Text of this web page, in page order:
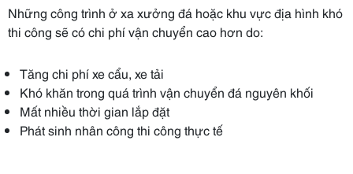
Những công trình ở xa xưởng đá hoặc khu vực địa hình khó
thi công sẽ có chi phí vận chuyển cao hơn do:
Tăng chi phí xe cẩu, xe tải
Khó khăn trong quá trình vận chuyển đá nguyên khối
Mất nhiều thời gian lắp đặt
Phát sinh nhân công thi công thực tế